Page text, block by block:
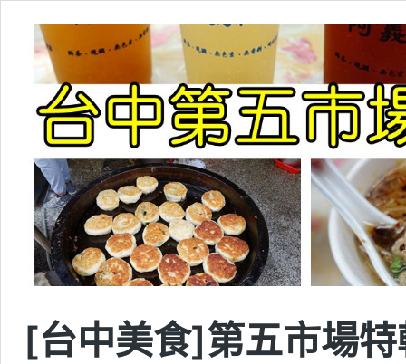
[台中美食]第五市場